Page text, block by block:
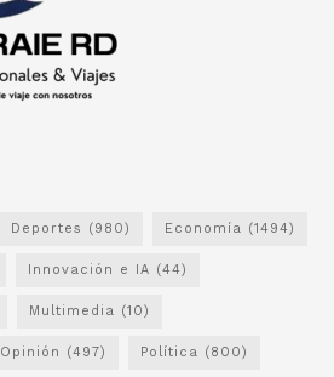
Deportes (980) Economía (1494)
Innovación e IA (44)
Multimedia (10)
Opinión (497) Política (800)